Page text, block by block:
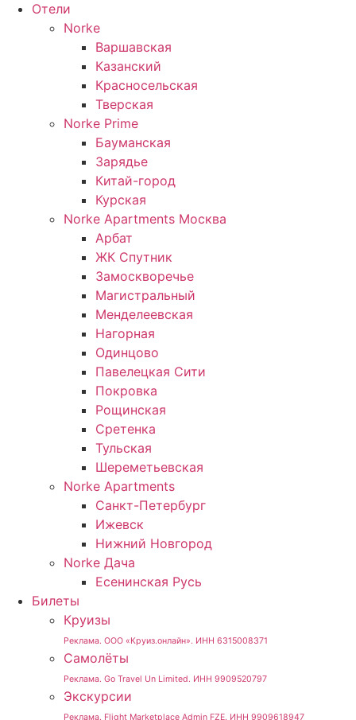
Отели
Norke
Варшавская
Казанский
Красносельская
Тверская
Norke Prime
Бауманская
Зарядье
Китай-город
Курская
Norke Apartments Москва
Арбат
ЖК Спутник
Замоскворечье
Магистральный
Менделеевская
Нагорная
Одинцово
Павелецкая Сити
Покровка
Рощинская
Сретенка
Тульская
Шереметьевская
Norke Apartments
Санкт-Петербург
Ижевск
Нижний Новгород
Norke Дача
Есенинская Русь
Билеты
Круизы
Реклама. ООО «Круиз.онлайн». ИНН 6315008371
Самолёты
Реклама. Go Travel Un Limited. ИНН 9909520797
Экскурсии
Реклама. Flight Marketplace Admin FZE. ИНН 9909618947